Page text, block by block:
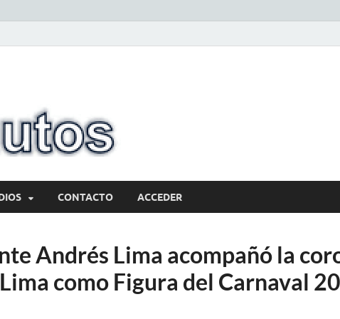
CONTACTO ACCEDER
Andrés Lima acompañó la
como Figura del Carnaval